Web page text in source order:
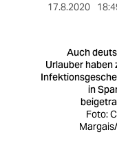
17.8.2020
Auch
Urlauber haben
in
Foto: